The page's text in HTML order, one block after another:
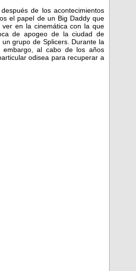
de los acontecimientos
el papel de un Big Daddy que
en la cinemática con la que
de apogeo de la ciudad de
grupo de Splicers. Durante la
embargo, al cabo de los años
odisea para recuperar a